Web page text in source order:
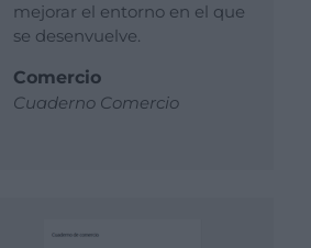
mejorar el entorno en el que
se desenvuelve.
Comercio
Cuaderno Comercio